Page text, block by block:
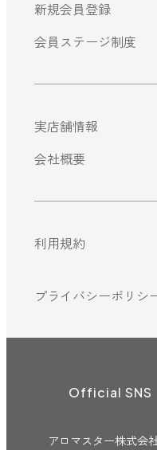
新規会員登録
会員ステージ制度
実店舗情報
会社概要
利用規約
プライバシーポリシ
Official SNS
アロマスター株式会